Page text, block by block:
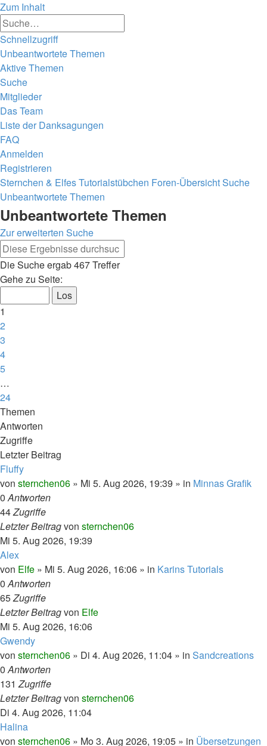
Zum Inhalt
Schnellzugriff
Unbeantwortete Themen
Aktive Themen
Suche
Mitglieder
Das Team
Liste der Danksagungen
FAQ
Anmelden
Registrieren
Sternchen & Elfes Tutorialstübchen Foren-ÜbersichtSuche
Unbeantwortete Themen
Unbeantwortete Themen
Zur erweiterten Suche
Die Suche ergab 467 Treffer
Seite
von
24
Gehe zu Seite:
1
2
3
4
5
…
24
Nächste
Themen
Antworten
Zugriffe
Letzter Beitrag
Fluffy
von sternchen06 » Mi 5. Aug 2026, 19:39 » in Minnas Grafik
0Antworten
44Zugriffe
Letzter Beitragvon sternchen06
Mi 5. Aug 2026, 19:39
Alex
von Elfe » Mi 5. Aug 2026, 16:06 » in Karins Tutorials
0Antworten
65Zugriffe
Letzter Beitragvon Elfe
Mi 5. Aug 2026, 16:06
Gwendy
von sternchen06 » Di 4. Aug 2026, 11:04 » in Sandcreations
0Antworten
131Zugriffe
Letzter Beitragvon sternchen06
Di 4. Aug 2026, 11:04
Halina
von sternchen06 » Mo 3. Aug 2026, 19:05 » in Übersetzungen